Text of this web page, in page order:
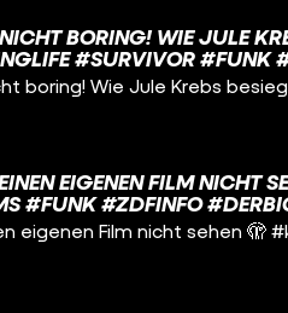
BORING! WIE JULE
#SURVIVOR #FUNK
boring! Wie Jule Krebs
EIGENEN FILM NICHT
#FUNK #ZDFINFO
eigenen Film nicht sehen 🫣